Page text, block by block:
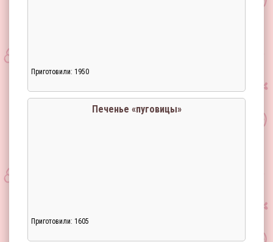
Приготовили: 1950
Печенье «пуговицы»
Приготовили: 1605